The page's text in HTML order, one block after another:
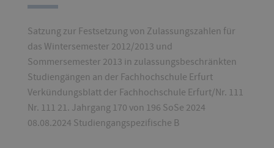
Satzung zur Festsetzung von Zulassungszahlen für
das Wintersemester 2012/2013 und
Sommersemester 2013 in zulassungsbeschränkten
Studiengängen an der Fachhochschule Erfurt
Verkündungsblatt der Fachhochschule Erfurt/Nr. 111
Nr. 111 21. Jahrgang 170 von 196 SoSe 2024
08.08.2024 Studiengangspezifische B